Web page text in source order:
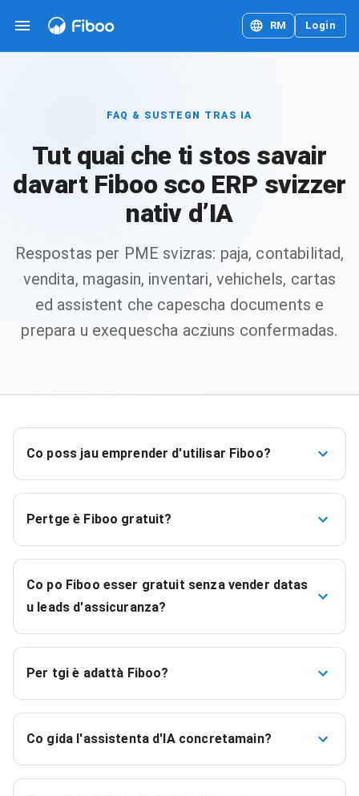
RM Login
FAQ & SUSTEGN TRAS IA
Tut quai che ti stos savair
davart Fiboo sco ERP svizzer
nativ d’IA
Respostas per PME svizras: paja, contabilitad,
vendita, magasin, inventari, vehichels, cartas
ed assistent che capescha documents e
prepara u exequescha acziuns confermadas.
Co poss jau emprender d'utilisar Fiboo?
Pertge è Fiboo gratuit?
Co po Fiboo esser gratuit senza vender datas
u leads d'assicuranza?
Per tgi è adattà Fiboo?
Co gida l'assistenta d'IA concretamain?